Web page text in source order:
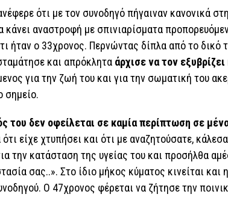
ότι με τον συνοδηγό πήγαιναν κανονικά
κάνει αναστροφή με σπινιαρίσματα
ήταν ο 33χρονος. Περνώντας δίπλα από το δικό
και απρόκλητα άρχισε να τον
για την ζωή του και για την σωματική του
σημείο.
του δεν οφείλεται σε καμία περίπτωση σε
είχε χτυπήσει και ότι με αναζητούσατε,
την κατάσταση της υγείας του και προσήλθα
σας..». Στο ίδιο μήκος κύματος κινείται και
Ο 47χρονος φέρεται να ζήτησε την